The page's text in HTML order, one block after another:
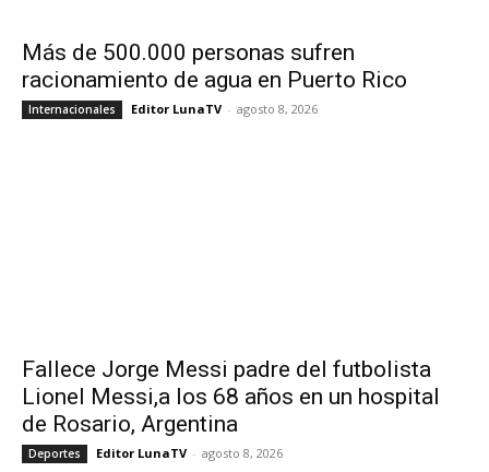
Más de 500.000 personas sufren
racionamiento de agua en Puerto Rico
Internacionales Editor LunaTV - agosto 8, 2026
Fallece Jorge Messi padre del futbolista
Lionel Messi,a los 68 años en un hospital
de Rosario, Argentina
Deportes Editor LunaTV - agosto 8, 2026